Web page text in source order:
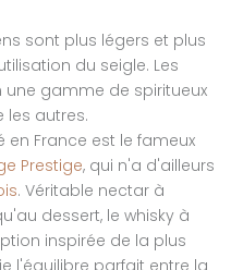
sont plus légers et plus
du seigle. Les
une gamme de spiritueux
les autres.
en France est le fameux
Prestige, qui n'a d'ailleurs
. Véritable nectar à
dessert, le whisky à
inspirée de la plus
l'équilibre parfait entre la